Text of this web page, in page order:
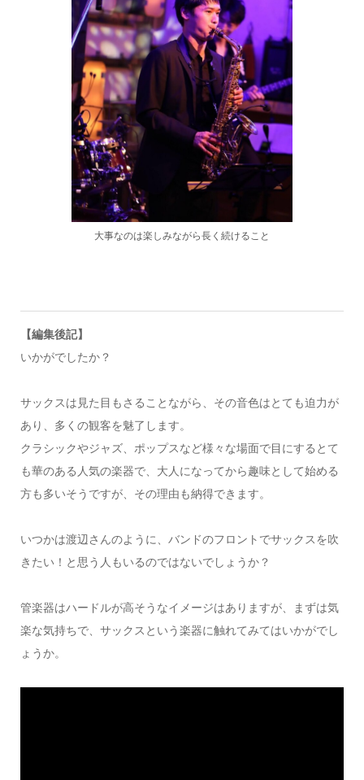
大事なのは楽しみながら長く続けること
【編集後記】
いかがでしたか？
サックスは見た目もさることながら、その音色はとても迫力が
あり、多くの観客を魅了します。
クラシックやジャズ、ポップスなど様々な場面で目にするとて
も華のある人気の楽器で、大人になってから趣味として始める
方も多いそうですが、その理由も納得できます。
いつかは渡辺さんのように、バンドのフロントでサックスを吹
きたい！と思う人もいるのではないでしょうか？
管楽器はハードルが高そうなイメージはありますが、まずは気
楽な気持ちで、サックスという楽器に触れてみてはいかがでし
ょうか。